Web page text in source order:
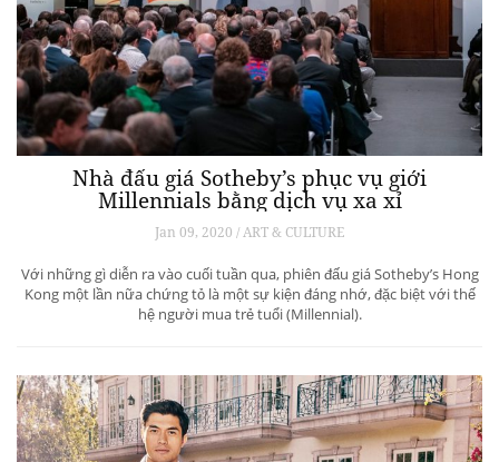
Nhà đấu giá Sotheby’s phục vụ giới
Millennials bằng dịch vụ xa xỉ
Jan 09, 2020 / ART & CULTURE
Với những gì diễn ra vào cuối tuần qua, phiên đấu giá Sotheby’s Hong
Kong một lần nữa chứng tỏ là một sự kiện đáng nhớ, đặc biệt với thế
hệ người mua trẻ tuổi (Millennial).